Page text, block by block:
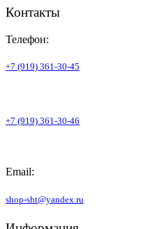
Контакты
Телефон:
+7 (919) 361-30-45
+7 (919) 361-30-46
Email:
shop-sht@yandex.ru